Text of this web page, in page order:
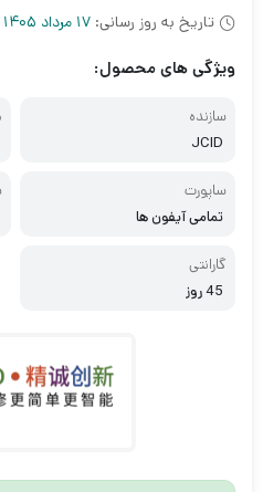
تاریخ به روز رسانی: 17 مرداد 1405
ویژگی های محصول:
سازنده
JCID
ساپورت
تمامی آیفون ها
گارانتی
45 روز